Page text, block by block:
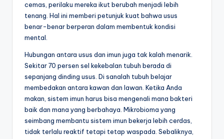
cemas, perilaku mereka ikut berubah menjadi lebih
tenang. Hal ini memberi petunjuk kuat bahwa usus
benar-benar berperan dalam membentuk kondisi
mental.
Hubungan antara usus dan imun juga tak kalah menarik.
Sekitar 70 persen sel kekebalan tubuh berada di
sepanjang dinding usus. Di sanalah tubuh belajar
membedakan antara kawan dan lawan. Ketika Anda
makan, sistem imun harus bisa mengenali mana bakteri
baik dan mana yang berbahaya. Mikrobioma yang
seimbang membantu sistem imun bekerja lebih cerdas,
tidak terlalu reaktif tetapi tetap waspada. Sebaliknya,